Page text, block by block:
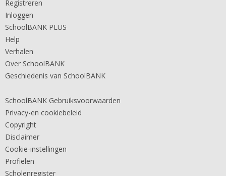
Registreren
Inloggen
SchoolBANK PLUS
Help
Verhalen
Over SchoolBANK
Geschiedenis van SchoolBANK
SchoolBANK Gebruiksvoorwaarden
Privacy-en cookiebeleid
Copyright
Disclaimer
Cookie-instellingen
Profielen
Scholenregister